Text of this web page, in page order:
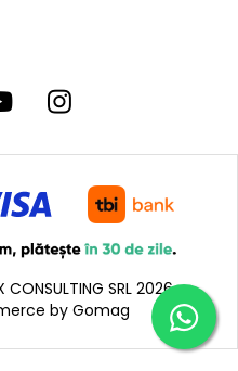
SRL 2026
by Gomag